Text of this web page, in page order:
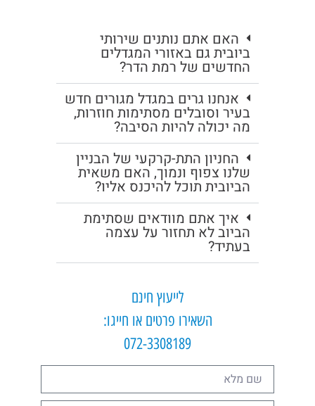
לייעוץ חינם
השאירו פרטים או חייגו:
072-3308189
האם אתם נותנים שירותי
ביובית גם באזורי המגדלים
החדשים של רמת הדר?
אנחנו גרים במגדל מגורים חדש
בעיר וסובלים מסתימות חוזרות,
מה יכולה להיות הסיבה?
החניון התת-קרקעי של הבניין
שלנו צפוף ונמוך, האם משאית
הביובית תוכל להיכנס אליו?
איך אתם מוודאים שסתימת
הביוב לא תחזור על עצמה
בעתיד?